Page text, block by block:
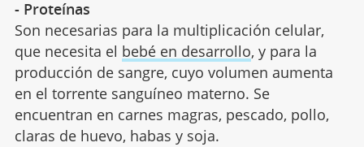
- Proteínas
Son necesarias para la multiplicación celular,
que necesita el bebé en desarrollo, y para la
producción de sangre, cuyo volumen aumenta
en el torrente sanguíneo materno. Se
encuentran en carnes magras, pescado, pollo,
claras de huevo, habas y soja.